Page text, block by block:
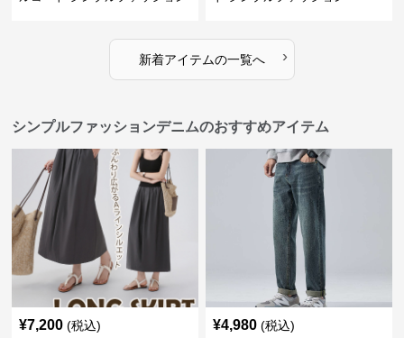
新着アイテムの一覧へ ›
シンプルファッションデニムのおすすめアイテム
¥7,200 (税込) ¥4,980 (税込)